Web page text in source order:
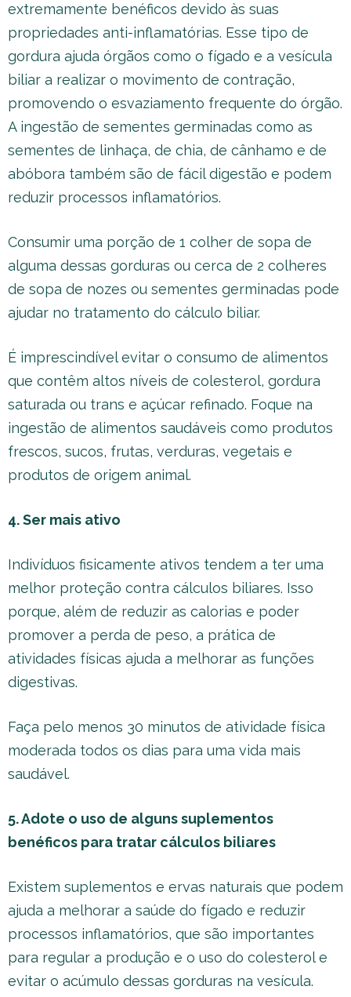
extremamente benéficos devido às suas
propriedades anti-inflamatórias. Esse tipo de
gordura ajuda órgãos como o fígado e a vesícula
biliar a realizar o movimento de contração,
promovendo o esvaziamento frequente do órgão.
A ingestão de sementes germinadas como as
sementes de linhaça, de chia, de cânhamo e de
abóbora também são de fácil digestão e podem
reduzir processos inflamatórios.
Consumir uma porção de 1 colher de sopa de
alguma dessas gorduras ou cerca de 2 colheres
de sopa de nozes ou sementes germinadas pode
ajudar no tratamento do cálculo biliar.
É imprescindível evitar o consumo de alimentos
que contêm altos níveis de colesterol, gordura
saturada ou trans e açúcar refinado. Foque na
ingestão de alimentos saudáveis como produtos
frescos, sucos, frutas, verduras, vegetais e
produtos de origem animal.
4. Ser mais ativo
Indivíduos fisicamente ativos tendem a ter uma
melhor proteção contra cálculos biliares. Isso
porque, além de reduzir as calorias e poder
promover a perda de peso, a prática de
atividades físicas ajuda a melhorar as funções
digestivas.
Faça pelo menos 30 minutos de atividade física
moderada todos os dias para uma vida mais
saudável.
5. Adote o uso de alguns suplementos
benéficos para tratar cálculos biliares
Existem suplementos e ervas naturais que podem
ajuda a melhorar a saúde do fígado e reduzir
processos inflamatórios, que são importantes
para regular a produção e o uso do colesterol e
evitar o acúmulo dessas gorduras na vesícula.